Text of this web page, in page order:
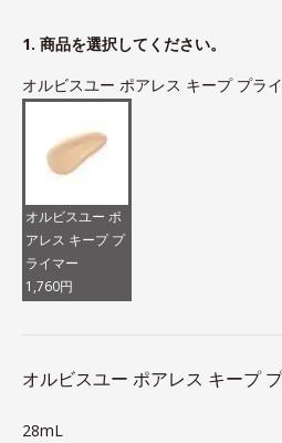
1. 商品を選択してください。
オルビスユー ポアレス キープ プラ
オルビスユー ポ
アレス キープ プ
ライマー
1,760円
オルビスユー ポアレス キープ
28mL